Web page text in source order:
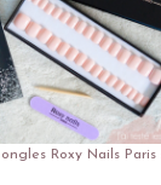
Roxy Nails Paris